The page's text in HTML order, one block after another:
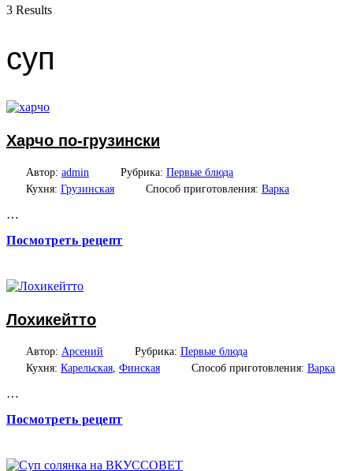
3 Results
суп
Харчо по-грузински
Автор: admin Рубрика: Первые блюда
Кухня: Грузинская Способ приготовления: Варка
…
Посмотреть рецепт
Лохикейтто
Автор: Арсений Рубрика: Первые блюда
Кухня: Карельская, Финская Способ приготовления: Варка
…
Посмотреть рецепт